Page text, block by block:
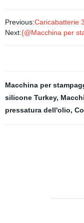
Previous:Caricabatterie
Next:{@Macchina per
Macchina per
silicone Turkey,
pressatura dell'olio,